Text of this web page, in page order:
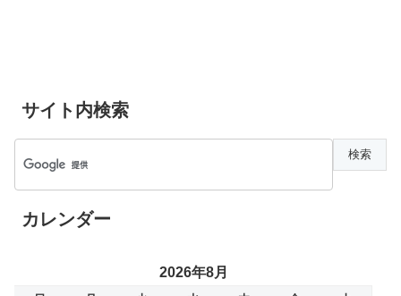
サイト内検索
カレンダー
2026年8月